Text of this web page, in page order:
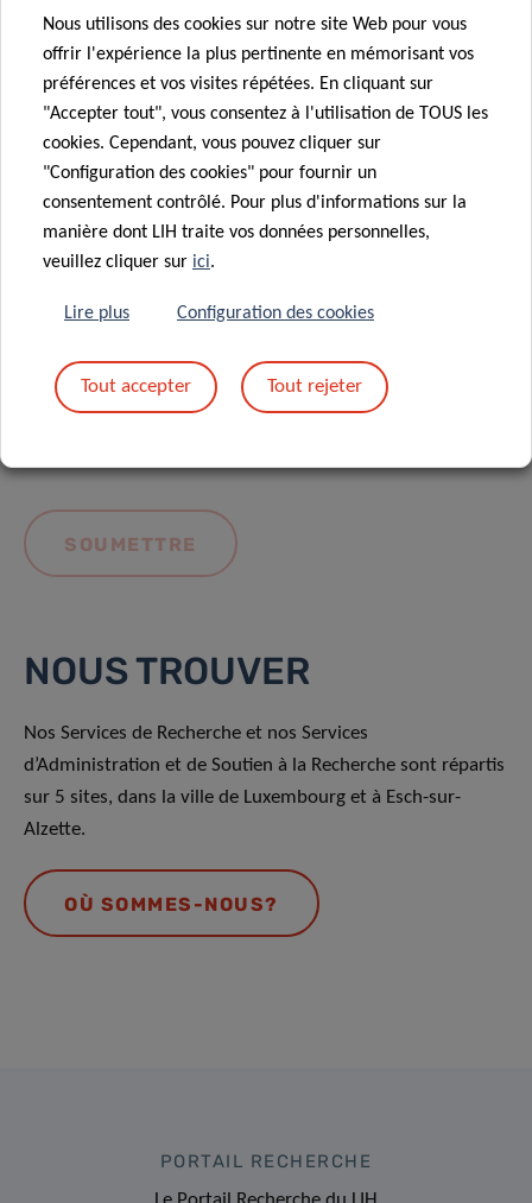
Message*
En envoyant votre message, vous acceptez
politique de confidentialité du LIH.
NOUS TROUVER
Nos Services de Recherche et nos Services
d’Administration et de Soutien à la Recherche sont répartis
sur 5 sites, dans la ville de Luxembourg et à Esch-sur-
Alzette.
OÙ SOMMES-NOUS?
PORTAIL RECHERCHE
Nous utilisons des cookies sur notre site Web pour vous
offrir l'expérience la plus pertinente en mémorisant vos
préférences et vos visites répétées. En cliquant sur
"Accepter tout", vous consentez à l'utilisation de TOUS les
cookies. Cependant, vous pouvez cliquer sur
"Configuration des cookies" pour fournir un
consentement contrôlé. Pour plus d'informations sur la
manière dont LIH traite vos données personnelles,
veuillez cliquer sur ici.
Lire plus Configuration des cookies
Tout accepter Tout rejeter